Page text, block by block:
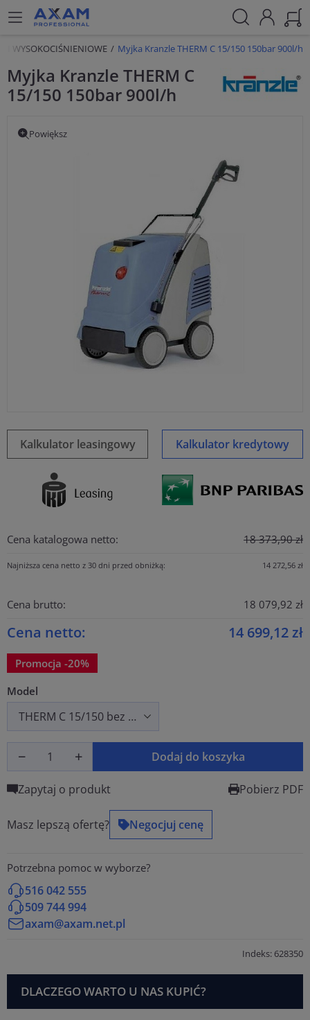
WYSOKOCIŚNIENIOWE Myjka Kranzle THERM C 15/150 150bar 900l/h
Myjka Kranzle THERM C
15/150 150bar 900l/h
Powiększ
Kalkulator leasingowy Kalkulator kredytowy
Cena katalogowa netto: 18 373,90 zł
Najniższa cena netto z 30 dni przed obniżką: 14 272,56 zł
Cena brutto: 18 079,92 zł
Cena netto: 14 699,12 zł
Promocja -20%
Model
Dodaj do koszyka
Zapytaj o produkt Pobierz PDF
Masz lepszą ofertę? Negocjuj cenę
Potrzebna pomoc w wyborze?
516 042 555
509 744 994
axam@axam.net.pl
Indeks: 628350
DLACZEGO WARTO U NAS KUPIĆ?